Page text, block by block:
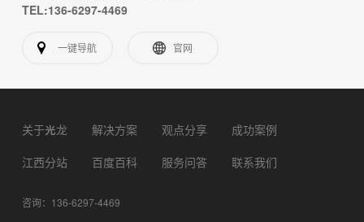
TEL:136-6297-4469
一键导航 官网
关于光龙 解决方案 观点分享
成功案例
江西分站
百度百科 服务问答 联系我们
咨询：136-6297-4469